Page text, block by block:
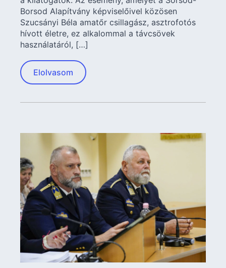
Borsod Alapítvány képviselőivel közösen
Szucsányi Béla amatőr csillagász, asztrofotós
hívott életre, ez alkalommal a távcsövek
használatáról, […]
Elolvasom